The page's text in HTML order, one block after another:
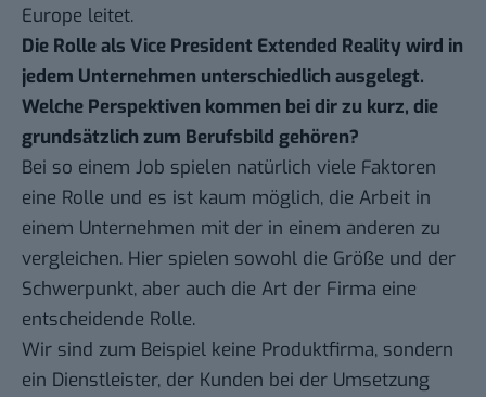
Europe leitet.
Die Rolle als Vice President Extended Reality wird in
jedem Unternehmen unterschiedlich ausgelegt.
Welche Perspektiven kommen bei dir zu kurz, die
grundsätzlich zum Berufsbild gehören?
Bei so einem Job spielen natürlich viele Faktoren
eine Rolle und es ist kaum möglich, die Arbeit in
einem Unternehmen mit der in einem anderen zu
vergleichen. Hier spielen sowohl die Größe und der
Schwerpunkt, aber auch die Art der Firma eine
entscheidende Rolle.
Wir sind zum Beispiel keine Produktfirma, sondern
ein Dienstleister, der Kunden bei der Umsetzung